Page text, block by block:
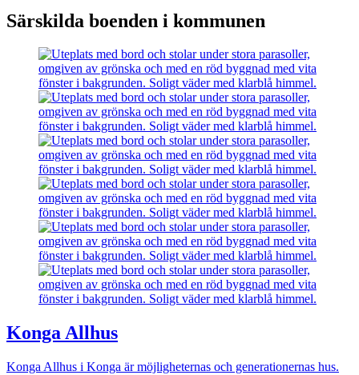
Särskilda boenden i kommunen
Konga Allhus
Konga Allhus i Konga är möjligheternas och generationernas hus.